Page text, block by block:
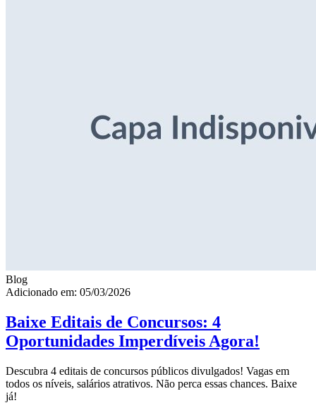
Blog
Adicionado em: 05/03/2026
Baixe Editais de Concursos: 4
Oportunidades Imperdíveis Agora!
Descubra 4 editais de concursos públicos divulgados! Vagas em
todos os níveis, salários atrativos. Não perca essas chances. Baixe
já!